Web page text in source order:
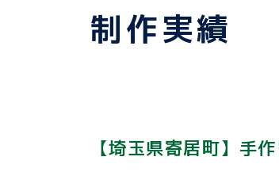
制作実績
【埼玉県寄居町】手